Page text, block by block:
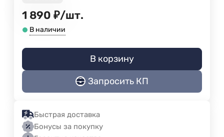
1 890 ₽/шт.
В наличии
В корзину
Запросить КП
Быстрая доставка
Бонусы за покупку